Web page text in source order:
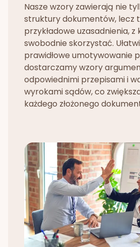
Nasze wzory zawierają nie
struktury dokumentów, lecz
przykładowe uzasadnienia,
swobodnie skorzystać.
prawidłowe umotywowanie
dostarczamy wzory
odpowiednimi przepisami i
wyrokami sądów, co
każdego złożonego